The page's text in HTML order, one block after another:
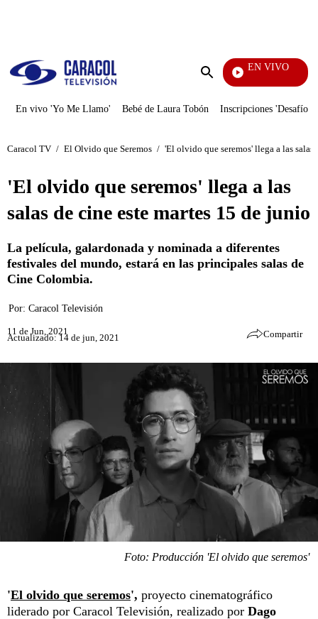
Enviar
EN VIVO
Yo Me Llamo
En vivo 'Yo Me Llamo' Bebé de Laura Tobón Inscripciones 'Desafío'
Caracol TV / El Olvido que Seremos / 'El olvido que seremos' llega a las
'El olvido que seremos' llega a las
salas de cine este martes 15 de junio
La película, galardonada y nominada a diferentes
festivales del mundo, estará en las principales salas de
Cine Colombia.
Por: Caracol Televisión
11 de Jun, 2021
Actualizado: 14 de jun, 2021 Compartir
Foto: Producción 'El olvido que seremos'
'El olvido que seremos', proyecto cinematográfico
liderado por Caracol Televisión, realizado por Dago